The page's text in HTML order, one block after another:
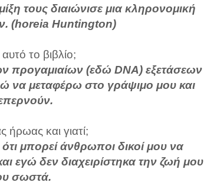
τους διαιώνισε μια κληρονομική
(horeia Huntington)
το βιβλίο;
προγαμιαίων (εδώ DNA) εξετάσεων
να μεταφέρω στο γράψιμο μου και
ήρωας και γιατί;
μπορεί άνθρωποι δικοί μου να
εγώ δεν διαχειρίστηκα την ζωή μου
σωστά.